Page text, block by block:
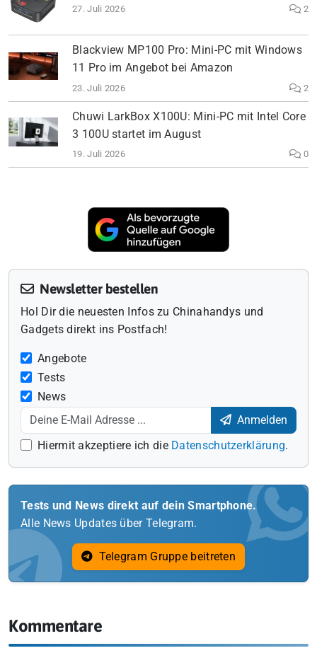
27. Juli 2026 2
Blackview MP100 Pro: Mini-PC mit Windows
11 Pro im Angebot bei Amazon
23. Juli 2026 2
Chuwi LarkBox X100U: Mini-PC mit Intel Core
3 100U startet im August
19. Juli 2026 0
Newsletter bestellen
Hol Dir die neuesten Infos zu Chinahandys und
Gadgets direkt ins Postfach!
Angebote
Tests
News
Anmelden
Hiermit akzeptiere ich die Datenschutzerklärung.
Tests und News direkt auf dein Smartphone.
Alle News Updates über Telegram.
Telegram Gruppe beitreten
Kommentare